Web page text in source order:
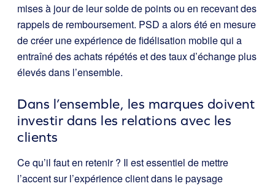
mises à jour de leur solde de points ou en recevant des
rappels de remboursement. PSD a alors été en mesure
de créer une expérience de fidélisation mobile qui a
entraîné des achats répétés et des taux d’échange plus
élevés dans l’ensemble.
Dans l’ensemble, les marques doivent
investir dans les relations avec les
clients
Ce qu’il faut en retenir ? Il est essentiel de mettre
l’accent sur l’expérience client dans le paysage